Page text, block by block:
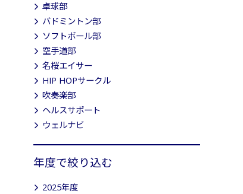
卓球部
バドミントン部
ソフトボール部
空手道部
名桜エイサー
HIP HOPサークル
吹奏楽部
ヘルスサポート
ウェルナビ
年度で絞り込む
2025年度